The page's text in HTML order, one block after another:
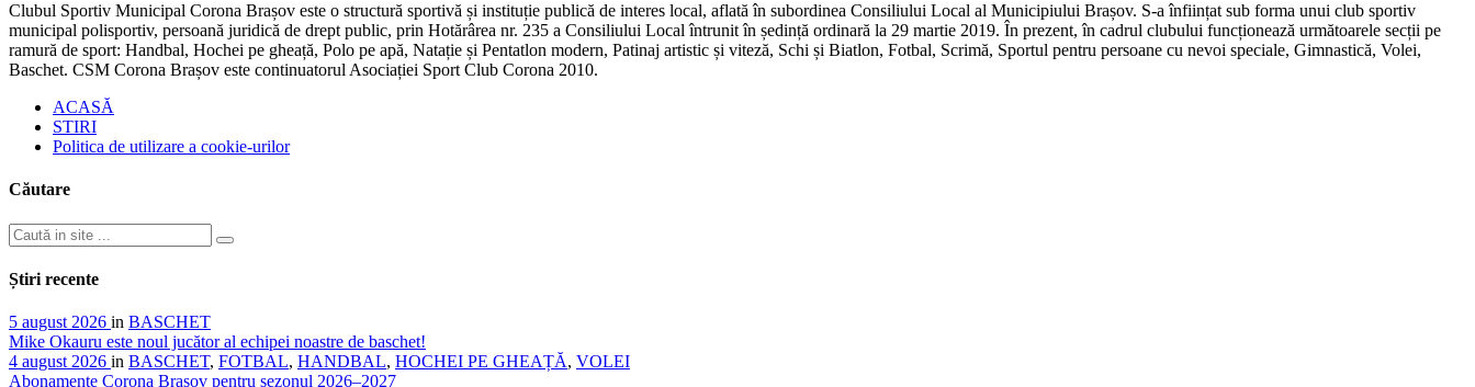
Clubul Sportiv Municipal Corona Brașov este o structură sportivă și instituție publică de interes local, aflată în subordinea Consiliului Local al Municipiului Brașov. S-a înființat sub forma unui club sportiv
municipal polisportiv, persoană juridică de drept public, prin Hotărârea nr. 235 a Consiliului Local întrunit în ședință ordinară la 29 martie 2019. În prezent, în cadrul clubului funcționează următoarele secții pe
ramură de sport: Handbal, Hochei pe gheață, Polo pe apă, Natație și Pentatlon modern, Patinaj artistic și viteză, Schi și Biatlon, Fotbal, Scrimă, Sportul pentru persoane cu nevoi speciale, Gimnastică, Volei,
Baschet. CSM Corona Brașov este continuatorul Asociației Sport Club Corona 2010.
ACASĂ
STIRI
Politica de utilizare a cookie-urilor
Căutare
Știri recente
5 august 2026 in BASCHET
Mike Okauru este noul jucător al echipei noastre de baschet!
4 august 2026 in BASCHET, FOTBAL, HANDBAL, HOCHEI PE GHEAȚĂ, VOLEI
Abonamente Corona Brașov pentru sezonul 2026–2027